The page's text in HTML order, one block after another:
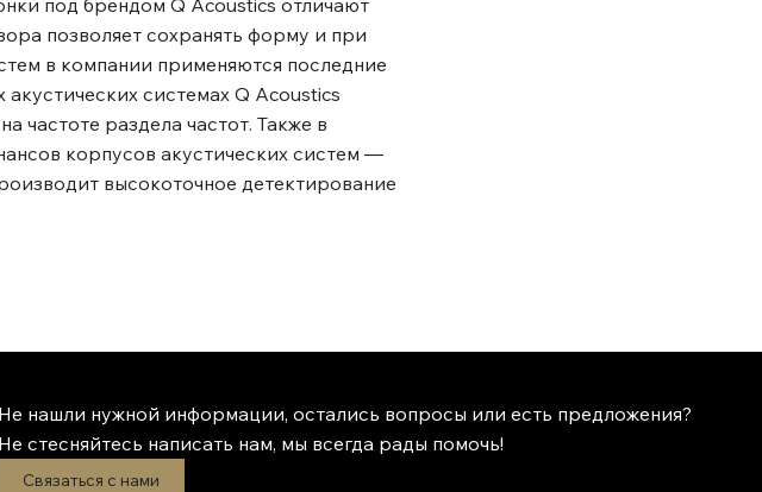
под брендом Q Acoustics отличают
позволяет сохранять форму и при
в компании применяются последние
системах Q Acoustics
частоте раздела частот. Также в
корпусов акустических систем ―
высокоточное детектирование
Не нашли нужной информации, остались вопросы или есть предложения?
Не стесняйтесь написать нам, мы всегда рады помочь!
Связаться с нами